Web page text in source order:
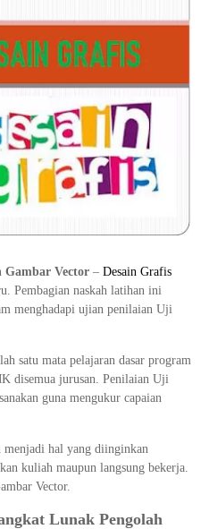
Dasar
Gambar Vector – Desain Grafis
Pembagian naskah latihan ini
menghadapi ujian penilaian Uji
satu mata pelajaran dasar program
disemua jurusan. Penilaian Uji
guna mengukur capaian
hal yang diinginkan
kuliah maupun langsung bekerja.
Vector.
Lunak Pengolah